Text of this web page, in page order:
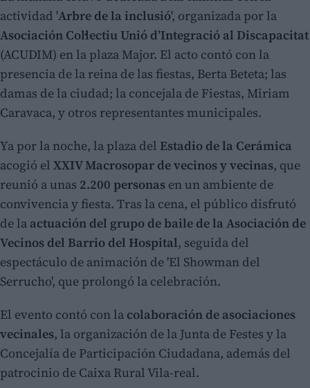
actividad 'Arbre de la inclusió', organizada por la
Asociación Col·lectiu Unió d’Integració al Discapacitat
(ACUDIM) en la plaza Major. El acto contó con la
presencia de la reina de las fiestas, Berta Beteta; las
damas de la ciudad; la concejala de Fiestas, Miriam
Caravaca, y otros representantes municipales.
Ya por la noche, la plaza del Estadio de la Cerámica
acogió el XXIV Macrosopar de vecinos y vecinas, que
reunió a unas 2.200 personas en un ambiente de
convivencia y fiesta. Tras la cena, el público disfrutó
de la actuación del grupo de baile de la Asociación de
Vecinos del Barrio del Hospital, seguida del
espectáculo de animación de 'El Showman del
Serrucho', que prolongó la celebración.
El evento contó con la colaboración de asociaciones
vecinales, la organización de la Junta de Festes y la
Concejalía de Participación Ciudadana, además del
patrocinio de Caixa Rural Vila-real.